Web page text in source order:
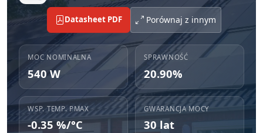
Datasheet PDF Porównaj z innym
MOC NOMINALNA
540 W
SPRAWNOŚĆ
20.90%
WSP. TEMP. PMAX
-0.35 %/°C
GWARANCJA MOCY
30 lat